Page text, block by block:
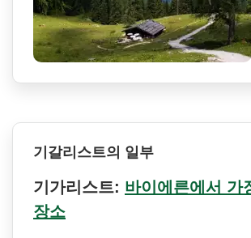
기갈리스트의 일부
기가리스트: 바이에른에서 가
장소